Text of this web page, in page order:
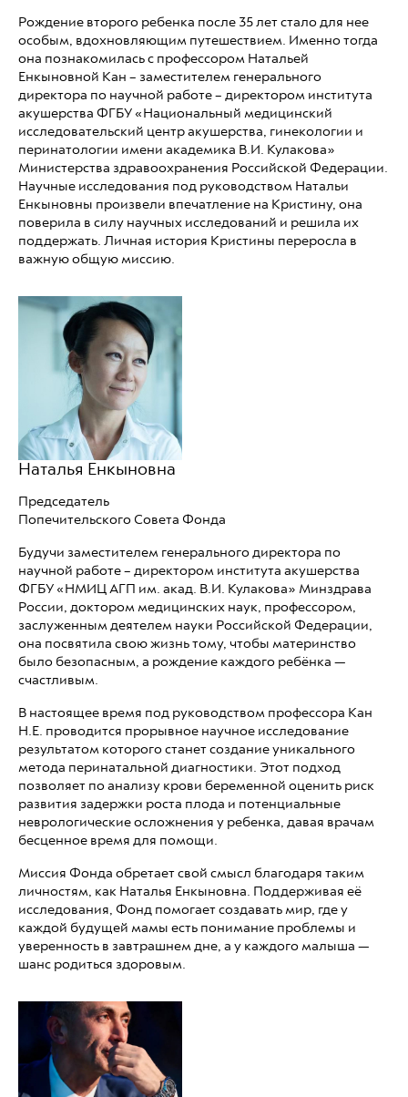
Рождение второго ребенка после 35 лет стало для нее
особым, вдохновляющим путешествием. Именно тогда
она познакомилась с профессором Натальей
Енкыновной Кан – заместителем генерального
директора по научной работе – директором института
акушерства ФГБУ «Национальный медицинский
исследовательский центр акушерства, гинекологии и
перинатологии имени академика В.И. Кулакова»
Министерства здравоохранения Российской Федерации.
Научные исследования под руководством Натальи
Енкыновны произвели впечатление на Кристину, она
поверила в силу научных исследований и решила их
поддержать. Личная история Кристины переросла в
важную общую миссию.
Наталья Енкыновна
Председатель
Попечительского Совета Фонда
Будучи заместителем генерального директора по
научной работе – директором института акушерства
ФГБУ «НМИЦ АГП им. акад. В.И. Кулакова» Минздрава
России, доктором медицинских наук, профессором,
заслуженным деятелем науки Российской Федерации,
она посвятила свою жизнь тому, чтобы материнство
было безопасным, а рождение каждого ребёнка —
счастливым.
В настоящее время под руководством профессора Кан
Н.Е. проводится прорывное научное исследование
результатом которого станет создание уникального
метода перинатальной диагностики. Этот подход
позволяет по анализу крови беременной оценить риск
развития задержки роста плода и потенциальные
неврологические осложнения у ребенка, давая врачам
бесценное время для помощи.
Миссия Фонда обретает свой смысл благодаря таким
личностям, как Наталья Енкыновна. Поддерживая её
исследования, Фонд помогает создавать мир, где у
каждой будущей мамы есть понимание проблемы и
уверенность в завтрашнем дне, а у каждого малыша —
шанс родиться здоровым.